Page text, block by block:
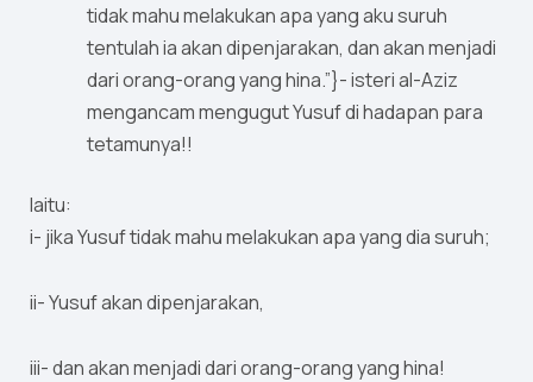
tidak mahu melakukan apa yang aku suruh
tentulah ia akan dipenjarakan, dan akan menjadi
dari orang-orang yang hina.”}- isteri al-Aziz
mengancam mengugut Yusuf di hadapan para
tetamunya!!
Iaitu:
i- jika Yusuf tidak mahu melakukan apa yang dia suruh;
ii- Yusuf akan dipenjarakan,
iii- dan akan menjadi dari orang-orang yang hina!